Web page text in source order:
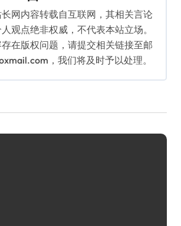
长网内容转载自互联网，其相关言论
观点绝非权威，不代表本站立场。
在版权问题，请提交相关链接至邮
，我们将及时予以处理。